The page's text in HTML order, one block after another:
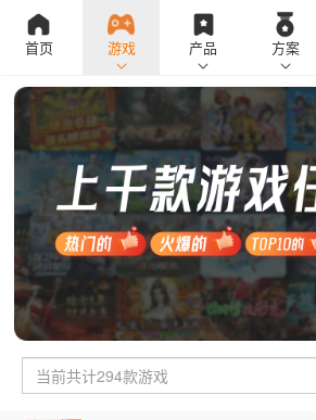
首页 游戏 产品 方案